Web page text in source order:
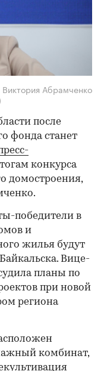
Абрамченко
после
фонда станет
конкурса
домостроения,
победители в
и
жилья будут
Вице-
планы по
при новой
региона
комбинат,